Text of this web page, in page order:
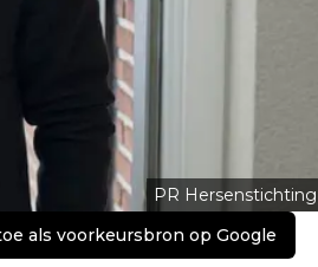
PR
als voorkeursbron op Google